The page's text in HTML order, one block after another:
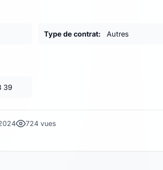
Type de contrat: Autres
39
724 vues